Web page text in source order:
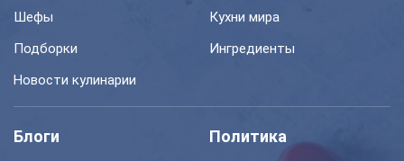
Шефы
Кухни мира
Подборки
Ингредиенты
Новости кулинарии
Блоги Политика